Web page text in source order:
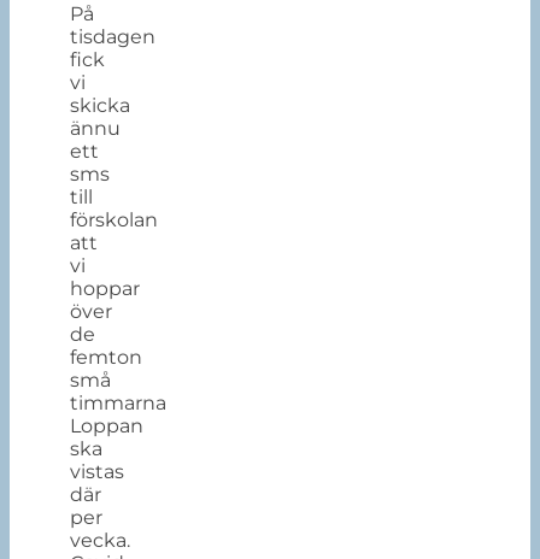
På
tisdagen
fick
vi
skicka
ännu
ett
sms
till
förskolan
att
vi
hoppar
över
de
femton
små
timmarna
Loppan
ska
vistas
där
per
vecka.